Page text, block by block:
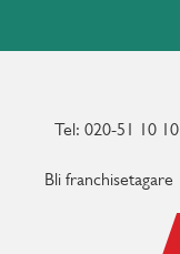
Tel: 020-51 10 10
Bli franchisetagare